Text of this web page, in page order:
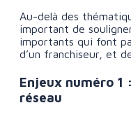
Au-delà des
important de
importants qui font
d’un franchiseur, et
Enjeux numéro 1
réseau